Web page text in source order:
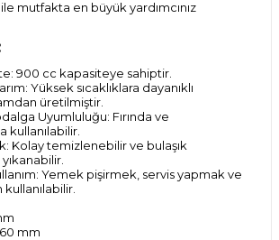
mutfakta en büyük yardımcınız
900 cc kapasiteye sahiptir.
Yüksek sıcaklıklara dayanıklı
üretilmiştir.
Uyumluluğu: Fırında ve
kullanılabilir.
Kolay temizlenebilir ve bulaşık
Yemek pişirmek, servis yapmak ve
mm